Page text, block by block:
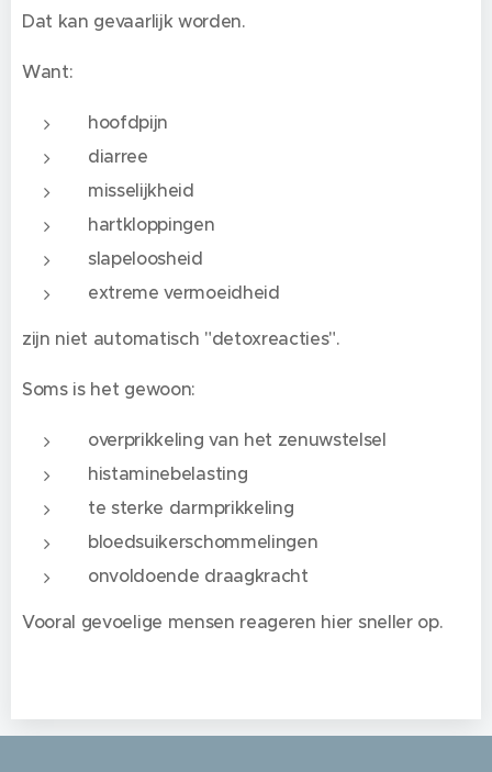
Dat kan gevaarlijk worden.
Want:
hoofdpijn
diarree
misselijkheid
hartkloppingen
slapeloosheid
extreme vermoeidheid
zijn niet automatisch "detoxreacties".
Soms is het gewoon:
overprikkeling van het zenuwstelsel
histaminebelasting
te sterke darmprikkeling
bloedsuikerschommelingen
onvoldoende draagkracht
Vooral gevoelige mensen reageren hier sneller op.